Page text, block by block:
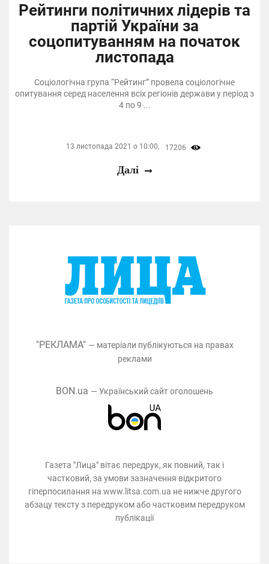
Рейтинги політичних лідерів та
партій України за
соцопитуванням на початок
листопада
Соціологічна група “Рейтинг” провела соціологічне
опитування серед населення всіх регіонів держави у період з
4 по 9 ...
13 листопада 2021 о 10:00, 17206
Далі
"РЕКЛАМА" — матеріали публікуються на правах
реклами
BON.ua — Український сайт оголошень
Газета "Лица" вітає передрук, як повний, так і
частковий, за умови зазначення відкритого
гіперпосилання на www.litsa.com.ua не нижче другого
абзацу тексту з передруком або частковим передруком
публікації